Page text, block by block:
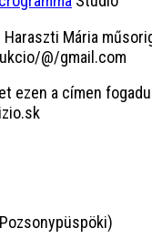
Mária
@/gmail.com
ezen a címen